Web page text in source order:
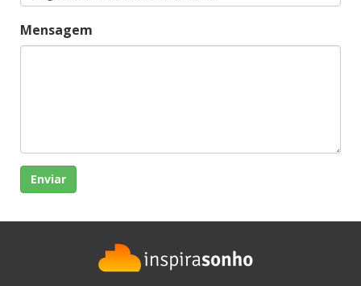
Mensagem
Enviar